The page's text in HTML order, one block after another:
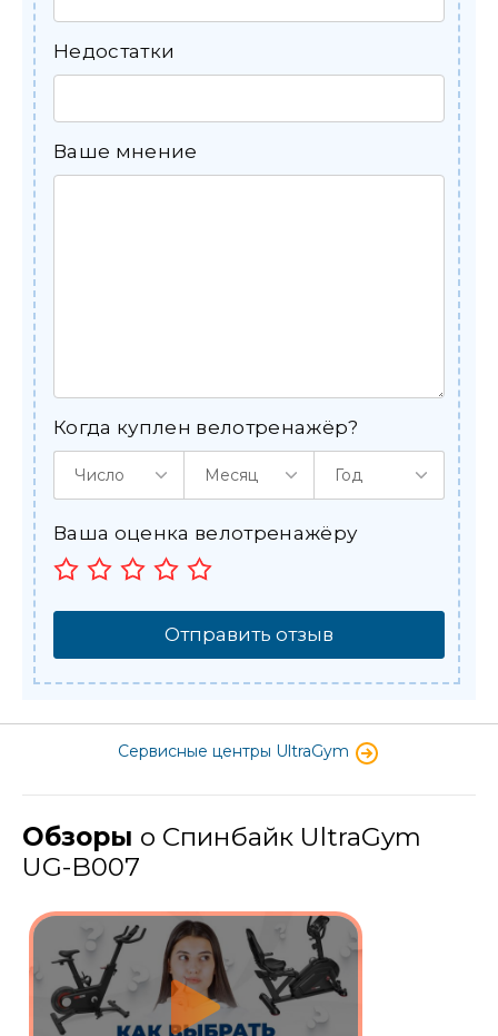
Недостатки
Ваше мнение
Ваша оценка велотренажёру
Когда куплен велотренажёр?
Число Месяц Год
Отправить отзыв
Сервисные центры UltraGym
Обзоры о Спинбайк UltraGym
UG-B007